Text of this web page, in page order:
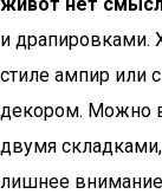
и драпировками.
стиле ампир или
декором. Можно
двумя
лишнее